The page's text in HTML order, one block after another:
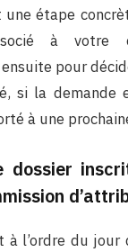
une étape
à votre
pour
si la demande
à une
dossier
à l’ordre du jour